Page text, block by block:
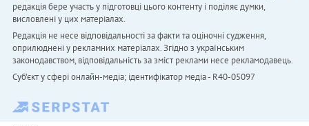
редакція бере участь у підготовці цього контенту і поділяє думки,
висловлені у цих матеріалах.
Редакція не несе відповідальності за факти та оціночні судження,
оприлюднені у рекламних матеріалах. Згідно з українським
законодавством, відповідальність за зміст реклами несе рекламодавець.
Cуб'єкт у сфері онлайн-медіа; ідентифікатор медіа - R40-05097